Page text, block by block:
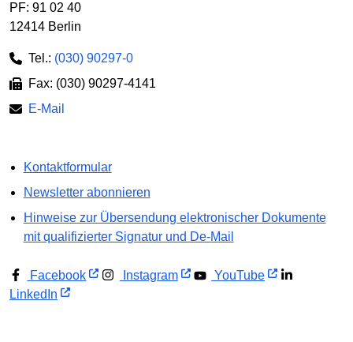
PF: 91 02 40
12414 Berlin
Tel.: (030) 90297-0
Fax: (030) 90297-4141
E-Mail
Kontaktformular
Newsletter abonnieren
Hinweise zur Übersendung elektronischer Dokumente
mit qualifizierter Signatur und De-Mail
Facebook Instagram
YouTube
LinkedIn